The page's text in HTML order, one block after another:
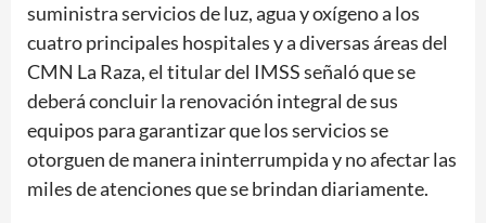
suministra servicios de luz, agua y oxígeno a los
cuatro principales hospitales y a diversas áreas del
CMN La Raza, el titular del IMSS señaló que se
deberá concluir la renovación integral de sus
equipos para garantizar que los servicios se
otorguen de manera ininterrumpida y no afectar las
miles de atenciones que se brindan diariamente.